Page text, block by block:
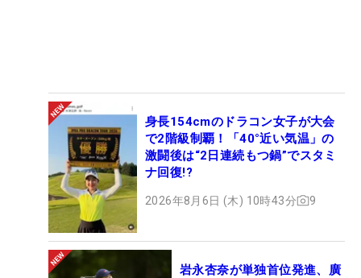
身長154cmのドラコン女子が大会
で2階級制覇！「40°近い気温」の
激闘後は“2日連続もつ鍋”でスタミ
ナ回復!?
2026年8月6日 (木) 10時43分 9
岩永杏奈が単独首位発進、廣